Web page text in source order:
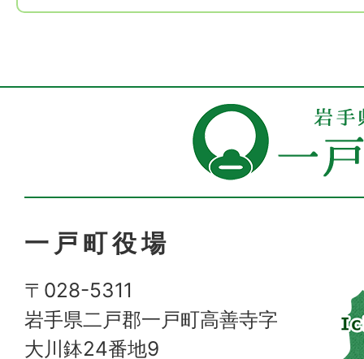
一戸町役場
〒028-5311
岩手県二戸郡一戸町高善寺字
大川鉢24番地9